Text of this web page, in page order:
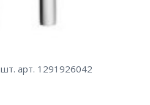
арт. 1291926042